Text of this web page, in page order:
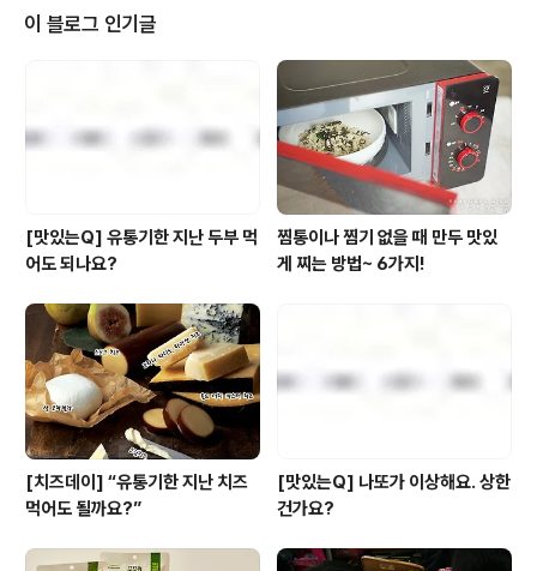
론 간편한 별미로 먹기 좋은 만능 물만두 3종 세트! 시원함
의 극치! 메밀냉소바와 가쓰오부시가 사르르~ 야끼소바!
마지막으로 출출할때 간편하게 먹을 수 있는 모짜렐라 핫
도그로 구성된 세트인데요. 올해만큼은 아니지만 그래도
무척이나 더웠던 작년 여름~! 풀로거 15기의 여름날의 별
식을 책임진 여름별식 세트! 어떤 평가를 내려..
이 블로그 인기글
[맛있는Q] 유통기한 지난 두부 먹
어도 되나요?
찜통이나 찜기 없을 때 만두 맛있
게 찌는 방법~ 6가지!
[치즈데이] “유통기한 지난 치즈
먹어도 될까요?”
[맛있는Q] 나또가 이상해요. 상한
건가요?